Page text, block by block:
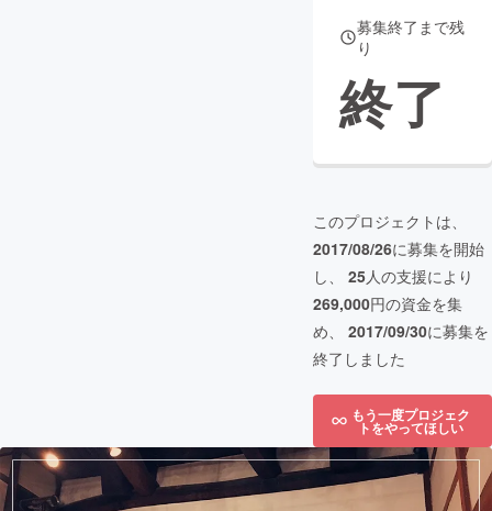
募集終了まで残
り
終了
このプロジェクトは、
2017/08/26に募集を開始
し、 25人の支援により
269,000円の資金を集
め、 2017/09/30に募集を
終了しました
もう一度プロジェク
トをやってほしい